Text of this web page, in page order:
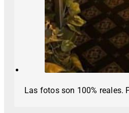
Las fotos son 100% reales.